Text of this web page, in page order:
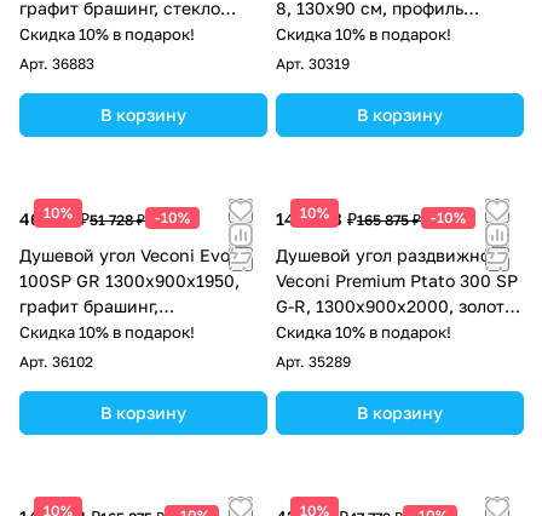
графит брашинг, стекло
прозрачное
Скидка 10% в подарок!
Арт. 36883
В корзину
8, 130x90 см, профиль
черный, стекло прозрачное
Скидка 10% в подарок!
Арт. 30319
В корзину
10%
46 555 ₽51 728 ₽ -10%
Душевой угол Veconi Evo
100SP GR 1300х900x1950,
графит брашинг,
тонированное стекло
Скидка 10% в подарок!
Арт. 36102
В корзину
10%
149 288 ₽165 875 ₽ -10%
Душевой угол раздвижной
Veconi Premium Ptato 300 SP
G-R, 1300х900x2000, золото
брашированный, стекло
прозрачное
Скидка 10% в подарок!
Арт. 35289
В корзину
10% 10%